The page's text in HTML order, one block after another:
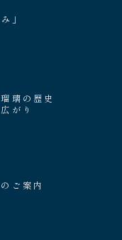
」
璃の歴史
がり
ご案内